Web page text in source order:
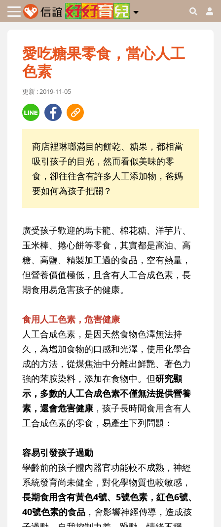
愛吃糖果零食，當心人工
色素
更新 : 2019-11-05
商店裡琳瑯滿目的餅乾、糖果，都相當
吸引孩子的目光，然而看似美味的零
食，卻往往含有許多人工添加物，爸媽
要如何為孩子把關？
廣受孩子歡迎的馬卡龍、棉花糖、洋芋片、
玉米棒、捲心餅等零食，其實都是高油、高
糖、高鹽、精製加工過的食品，空有熱量，
但營養價值極低，且含有人工合成色素，長
期食用易危害孩子的健康。
食用人工色素，危害健康
人工合成色素，是因天然食物色澤無法持
久，為增加食物的口感和光澤，使用化學合
成的方法，從煤焦油中分離出鮮艷、著色力
強的苯胺染料，添加在食物中。但研究顯
示，多數的人工合成色素不僅無法提供營養
素，還會危害健康，孩子長時間食用含有人
工合成色素的零食，易產生下列問題：
容易引發孩子過動
學齡前的孩子體內器官功能較不成熟，神經
系統發育尚未健全，對化學物質也較敏感，
長期食用含有黃色4號、5號色素，紅色6號、
40號色素的食品 ，會影響神經傳導，造成孩